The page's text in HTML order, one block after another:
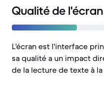
Qualité de l'écran
L'écran est l'interface
sa qualité a un impact
de la lecture de texte à